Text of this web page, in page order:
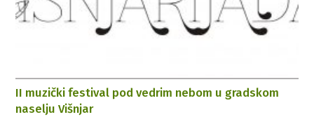
II muzički festival pod vedrim nebom u gradskom
naselju Višnjar